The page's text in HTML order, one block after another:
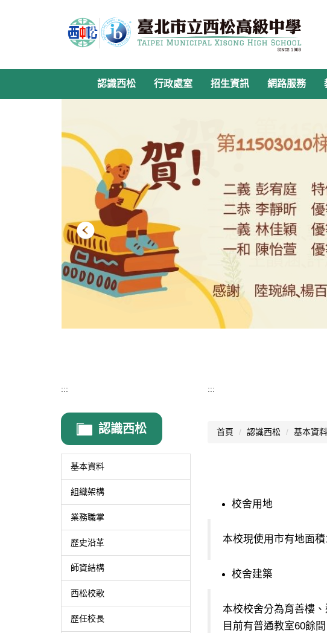
容
認識西松 行政處室 招生資訊 網路服務
:::
認識西松
基本資料
組織架構
業務職掌
歷史沿革
師資結構
西松校歌
歷任校長
:::
首頁 認識西松 基本資料
校舍用地
本校現使用市有地面
校舍建築
本校校舍分為育善樓
目前有普通教室60餘